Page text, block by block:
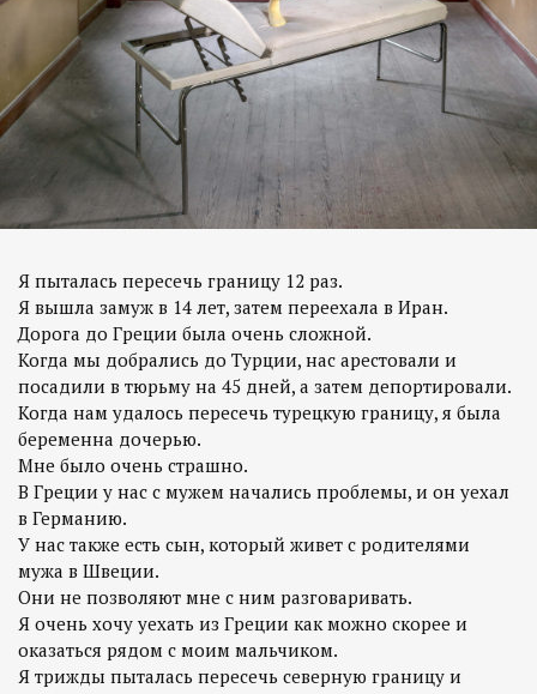
Я пыталась пересечь границу 12 раз.
Я вышла замуж в 14 лет, затем переехала в Иран.
Дорога до Греции была очень сложной.
Когда мы добрались до Турции, нас арестовали и
посадили в тюрьму на 45 дней, а затем депортировали.
Когда нам удалось пересечь турецкую границу, я была
беременна дочерью.
Мне было очень страшно.
В Греции у нас с мужем начались проблемы, и он уехал
в Германию.
У нас также есть сын, который живет с родителями
мужа в Швеции.
Они не позволяют мне с ним разговаривать.
Я очень хочу уехать из Греции как можно скорее и
оказаться рядом с моим мальчиком.
Я трижды пыталась пересечь северную границу и